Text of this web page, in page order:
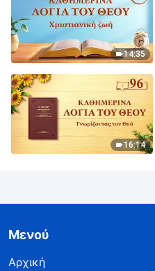
14:35
16:14
Μενού
Αρχική